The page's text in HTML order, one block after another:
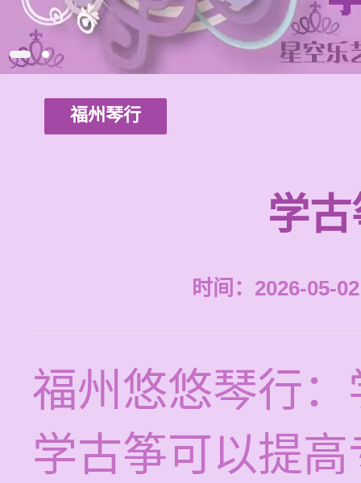
福州琴行
学
时间：2026-05-
福州悠悠琴行
学古筝可以提